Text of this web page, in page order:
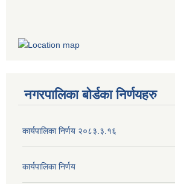
नगरपालिका बोर्डका निर्णयहरु
कार्यपालिका निर्णय २०८३.३.१६
कार्यपालिका निर्णय